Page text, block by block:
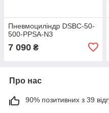
Пневмоциліндр DSBC-50-
500-PPSA-N3
7 090 ₴
Про нас
90% позитивних з 39